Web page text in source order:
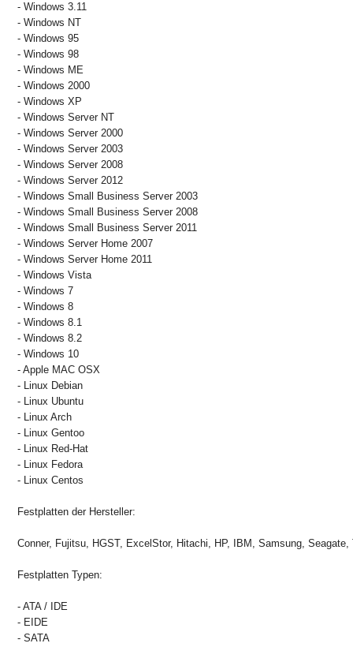
- Windows 3.11
- Windows NT
- Windows 95
- Windows 98
- Windows ME
- Windows 2000
- Windows XP
- Windows Server NT
- Windows Server 2000
- Windows Server 2003
- Windows Server 2008
- Windows Server 2012
- Windows Small Business Server 2003
- Windows Small Business Server 2008
- Windows Small Business Server 2011
- Windows Server Home 2007
- Windows Server Home 2011
- Windows Vista
- Windows 7
- Windows 8
- Windows 8.1
- Windows 8.2
- Windows 10
- Apple MAC OSX
- Linux Debian
- Linux Ubuntu
- Linux Arch
- Linux Gentoo
- Linux Red-Hat
- Linux Fedora
- Linux Centos
Festplatten der Hersteller:
Conner, Fujitsu, HGST, ExcelStor, Hitachi, HP, IBM, Samsung,
Festplatten Typen:
- ATA / IDE
- EIDE
- SATA